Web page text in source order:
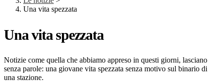
Una vita spezzata
Una vita spezzata
Notizie come quella che abbiamo appreso in questi giorni, lasciano
senza parole: una giovane vita spezzata senza motivo sul binario di
una stazione.